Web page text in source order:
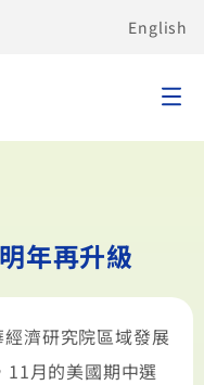
English
年再升級
濟研究院區域發展
月的美國期中選